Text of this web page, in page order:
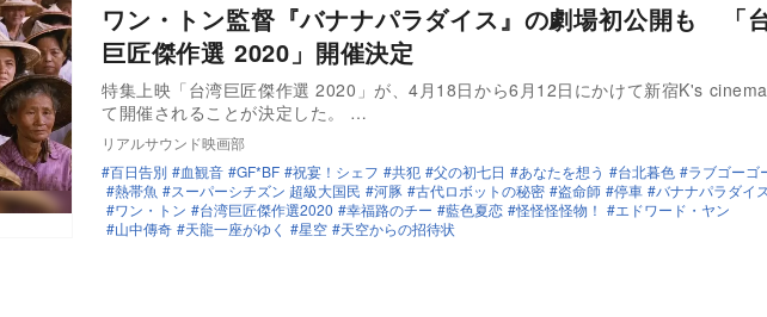
ワン・トン監督『バナナパラダイス』の劇場初公開も 「
巨匠傑作選 2020」開催決定
特集上映「台湾巨匠傑作選 2020」が、4月18日から6月12日にかけて新宿K's
て開催されることが決定した。 …
リアルサウンド映画部
百日告別
血観音 GF*BF 祝宴！シェフ 共犯 父の初七日 あなたを想う 台北暮色
ラブゴーゴ
熱帯魚
スーパーシチズン 超級大国民 河豚 古代ロボットの秘密 盗命師 停車
バナナパラダイス
ワン・トン
台湾巨匠傑作選2020 幸福路のチー 藍色夏恋 怪怪怪怪物！
エドワード・ヤン
山中傳奇
天龍一座がゆく 星空 天空からの招待状